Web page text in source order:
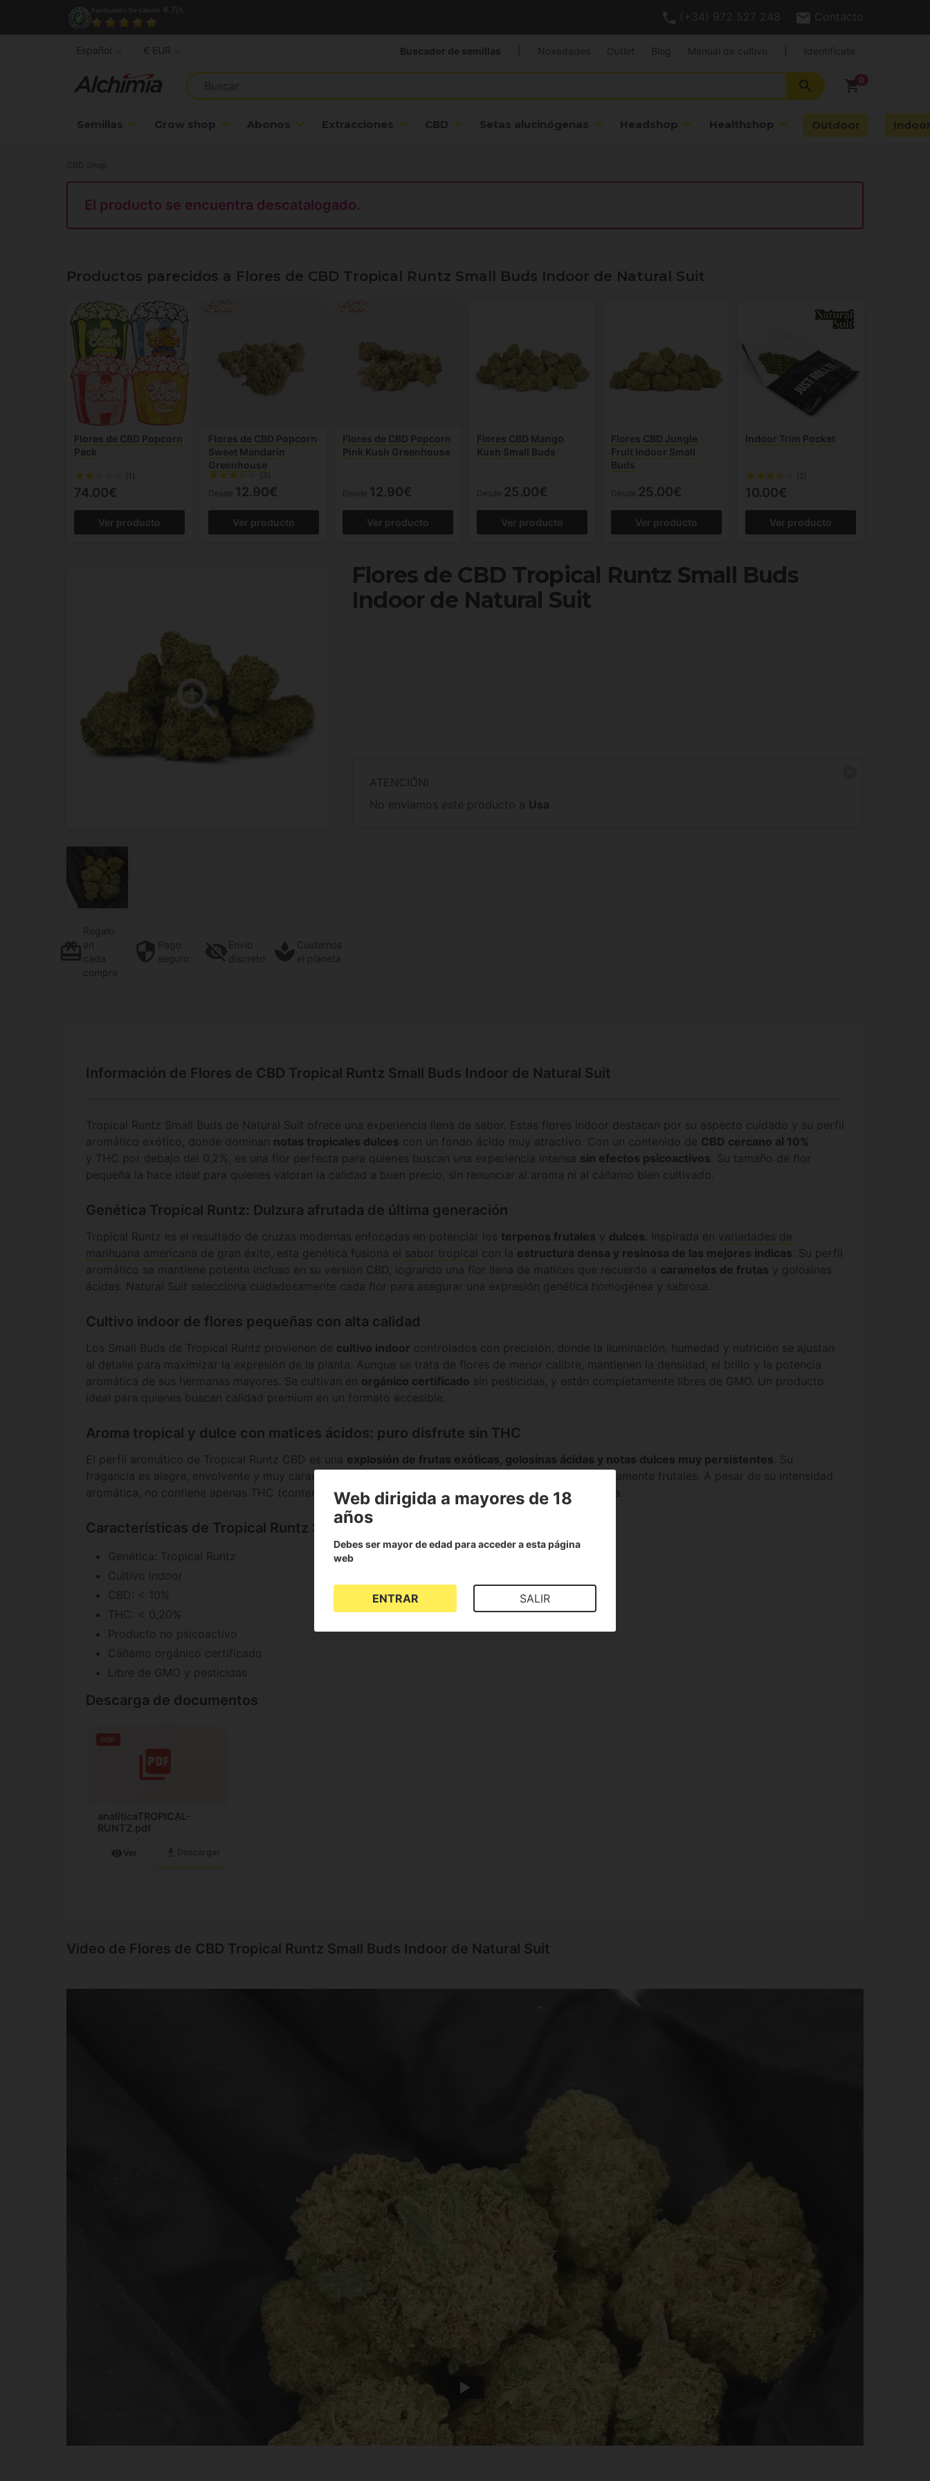
(+34) 972 527 248 Contacto
shopping_cart
search
Semillas Grow shop Abonos Extracciones CBD Setas alucinógenas Headshop Healthshop Outdoor
Buscador de semillas Novedades Outlet Blog Manual de cultivo Identifícate
Español € EUR
CBD Shop
El producto se encuentra descatalogado.
Productos parecidos a Flores de CBD Tropical Runtz Small Buds Indoor de Natural Suit
Flores de CBD Popcorn
Pack
(1)
74.00€
Ver producto
Flores de CBD Popcorn
Sweet Mandarin
Greenhouse
(3)
Desde 12.90€
Ver producto
Flores de CBD Popcorn
Pink Kush Greenhouse
Desde 12.90€
Ver producto
Flores CBD Mango
Kush Small Buds
Desde 25.00€
Ver producto
Flores CBD Jungle
Fruit Indoor Small
Buds
Desde 25.00€
Ver producto
Indoor Trim Pocket
(2)
10.00€
Ver producto
Flores de CBD Tropical Runtz Small Buds
Indoor de Natural Suit
ATENCIÓN!
No enviamos este producto a Usa
Regalo
en
cada
compra
Pago
seguro
Envío
discreto
Cuidemos
el planeta
Información de Flores de CBD Tropical Runtz Small Buds Indoor de Natural Suit
Tropical Runtz Small Buds de Natural Suit ofrece una experiencia llena de sabor. Estas flores indoor destacan por su aspecto cuidado y su perfil
aromático exótico, donde dominan notas tropicales dulces con un fondo ácido muy atractivo. Con un contenido de CBD cercano al 10%
y THC por debajo del 0,2%, es una flor perfecta para quienes buscan una experiencia intensa sin efectos psicoactivos. Su tamaño de flor
pequeña la hace ideal para quienes valoran la calidad a buen precio, sin renunciar al aroma ni al cáñamo bien cultivado.
Genética Tropical Runtz: Dulzura afrutada de última generación
Tropical Runtz es el resultado de cruzas modernas enfocadas en potenciar los terpenos frutales y dulces. Inspirada en variedades de
marihuana americana de gran éxito, esta genética fusiona el sabor tropical con la estructura densa y resinosa de las mejores índicas. Su perfil
aromático se mantiene potente incluso en su versión CBD, logrando una flor llena de matices que recuerda a caramelos de frutas y golosinas
ácidas. Natural Suit selecciona cuidadosamente cada flor para asegurar una expresión genética homogénea y sabrosa.
Cultivo indoor de flores pequeñas con alta calidad
Los Small Buds de Tropical Runtz provienen de cultivo indoor controlados con precisión, donde la iluminación, humedad y nutrición se ajustan
al detalle para maximizar la expresión de la planta. Aunque se trata de flores de menor calibre, mantienen la densidad, el brillo y la potencia
aromática de sus hermanas mayores. Se cultivan en orgánico certificado sin pesticidas, y están completamente libres de GMO. Un producto
ideal para quienes buscan calidad premium en un formato accesible.
Aroma tropical y dulce con matices ácidos: puro disfrute sin THC
El perfil aromático de Tropical Runtz CBD es una explosión de frutas exóticas, golosinas ácidas y notas dulces muy persistentes. Su
fragancia es alegre, envolvente y muy característica, ideal para quienes disfrutan de sabores marcadamente frutales. A pesar de su intensidad
aromática, no contiene apenas THC (contenido legal). Perfecto para coleccionar y para aromaterápia.
Características de Tropical Runtz Small Buds de Natural Suit:
Genética: Tropical Runtz
Cultivo indoor
CBD: < 10%
THC: < 0,20%
Producto no psicoactivo
Cáñamo orgánico certificado
Libre de GMO y pesticidas
Descarga de documentos
PDF
analiticaTROPICAL-
RUNTZ.pdf
visibility Ver
Video de Flores de CBD Tropical Runtz Small Buds Indoor de Natural Suit
Web dirigida a mayores de 18
años
Debes ser mayor de edad para acceder a esta página
web
ENTRAR SALIR